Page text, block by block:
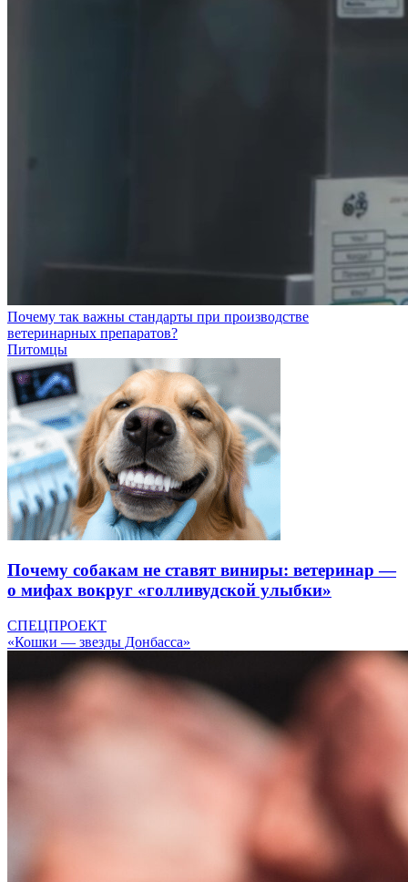
Почему так важны стандарты при производстве
ветеринарных препаратов?
Питомцы
Почему собакам не ставят виниры: ветеринар —
о мифах вокруг «голливудской улыбки»
СПЕЦПРОЕКТ
«Кошки — звезды Донбасса»